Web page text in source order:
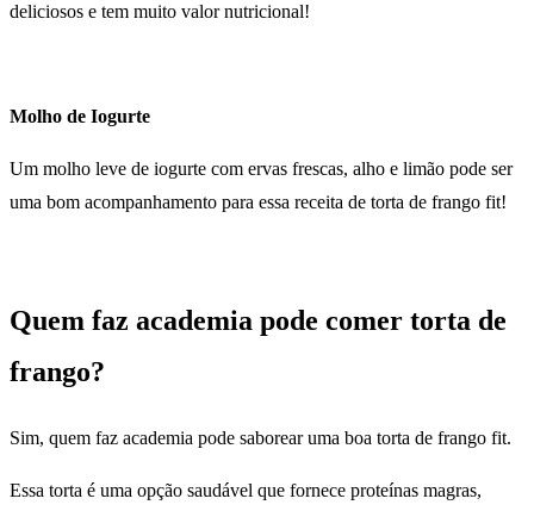
deliciosos e tem muito valor nutricional!
Molho de Iogurte
Um molho leve de iogurte com ervas frescas, alho e limão pode ser
uma bom acompanhamento para essa receita de torta de frango fit!
Quem faz academia pode comer torta de
frango?
Sim, quem faz academia pode saborear uma boa torta de frango fit.
Essa torta é uma opção saudável que fornece proteínas magras,